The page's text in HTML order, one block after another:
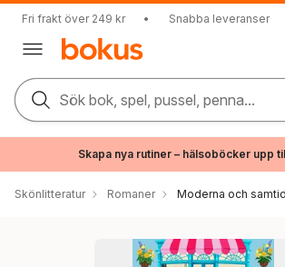
Fri frakt över 249 kr • Snabba leveranser
Sök bok, spel, pussel, penna...
Skapa nya rutiner – hälsoböcker upp
Skönlitteratur Romaner Moderna och